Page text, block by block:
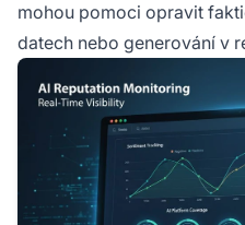
mohou pomoci opravit
datech nebo generování v